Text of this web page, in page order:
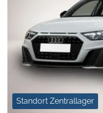
Standort Zentrallager